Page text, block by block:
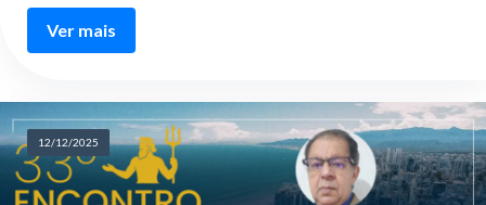
Ver mais
12/12/2025